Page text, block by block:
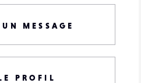
MESSAGE
PROFIL